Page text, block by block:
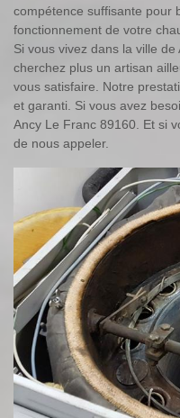
compétence suffisante pour
fonctionnement de votre
Si vous vivez dans la ville
cherchez plus un artisan
vous satisfaire. Notre
et garanti. Si vous avez
Ancy Le Franc 89160. Et si
de nous appeler.